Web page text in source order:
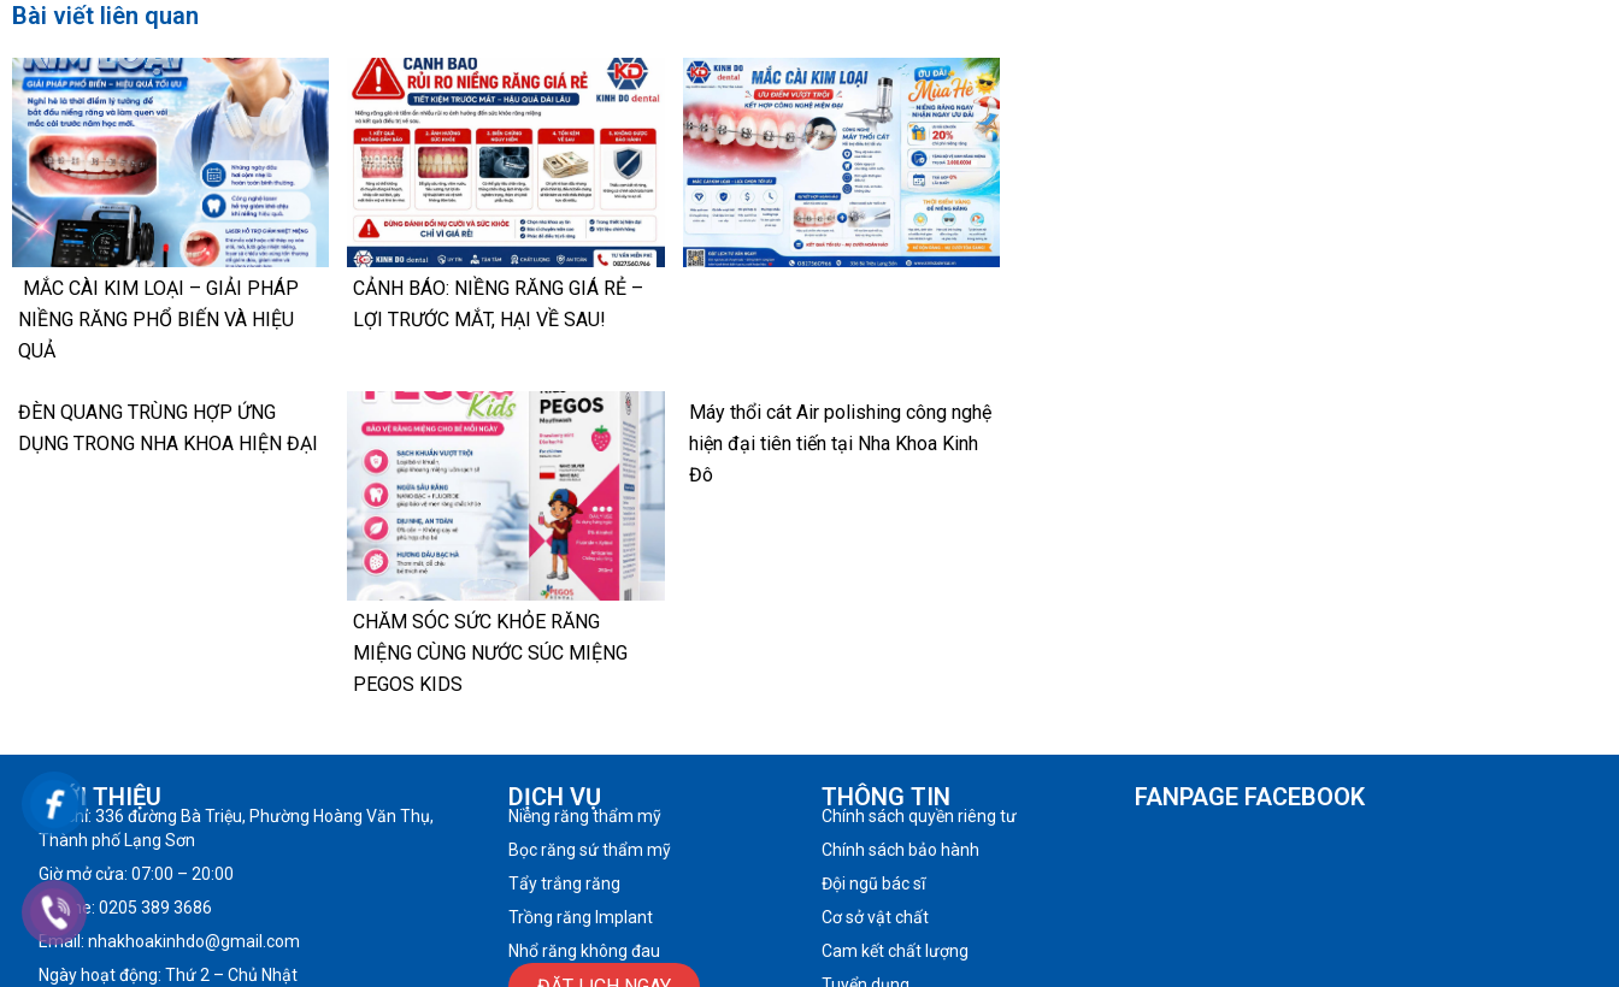
Bài viết liên quan
MẮC CÀI KIM LOẠI – GIẢI PHÁP
NIỀNG RĂNG PHỔ BIẾN VÀ HIỆU
QUẢ
CẢNH BÁO: NIỀNG RĂNG GIÁ RẺ –
LỢI TRƯỚC MẮT, HẠI VỀ SAU!
ĐÈN QUANG TRÙNG HỢP ỨNG
DỤNG TRONG NHA KHOA HIỆN ĐẠI
CHĂM SÓC SỨC KHỎE RĂNG
MIỆNG CÙNG NƯỚC SÚC MIỆNG
PEGOS KIDS
Máy thổi cát Air polishing công nghệ
hiện đại tiên tiến tại Nha Khoa Kinh
Đô
GIỚI THIỆU
Địa chỉ: 336 đường Bà Triệu, Phường Hoàng Văn Thụ,
Thành phố Lạng Sơn
Giờ mở cửa: 07:00 – 20:00
Hotline: 0205 389 3686
Email: nhakhoakinhdo@gmail.com
Ngày hoạt động: Thứ 2 – Chủ Nhật
DỊCH VỤ
Niềng răng thẩm mỹ
Bọc răng sứ thẩm mỹ
Tẩy trắng răng
Trồng răng Implant
Nhổ răng không đau
THÔNG TIN
Chính sách quyền riêng tư
Chính sách bảo hành
Đội ngũ bác sĩ
Cơ sở vật chất
Cam kết chất lượng
FANPAGE FACEBOOK